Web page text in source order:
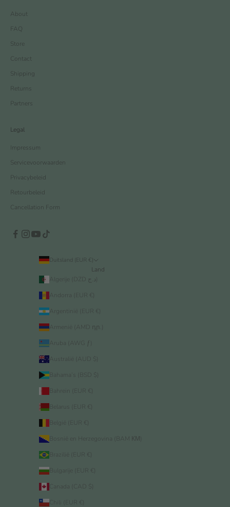
About
FAQ
Store
Contact
Shipping
Returns
Partners
Legal
Impressum
Servicevoorwaarden
Privacybeleid
Retourbeleid
Cancellation Form
Duitsland (EUR €)
Land
Andorra (EUR €)
Argentinië (EUR €)
Armenië (AMD դր.)
Aruba (AWG ƒ)
Australië (AUD $)
Bahama’s (BSD $)
Bahrein (EUR €)
Belarus (EUR €)
België (EUR €)
Bosnië en Herzegovina (BAM КМ)
Brazilië (EUR €)
Bulgarije (EUR €)
Canada (CAD $)
Chili (EUR €)